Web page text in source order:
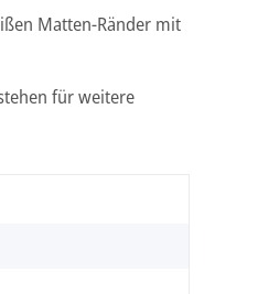
Matten-Ränder mit
für weitere